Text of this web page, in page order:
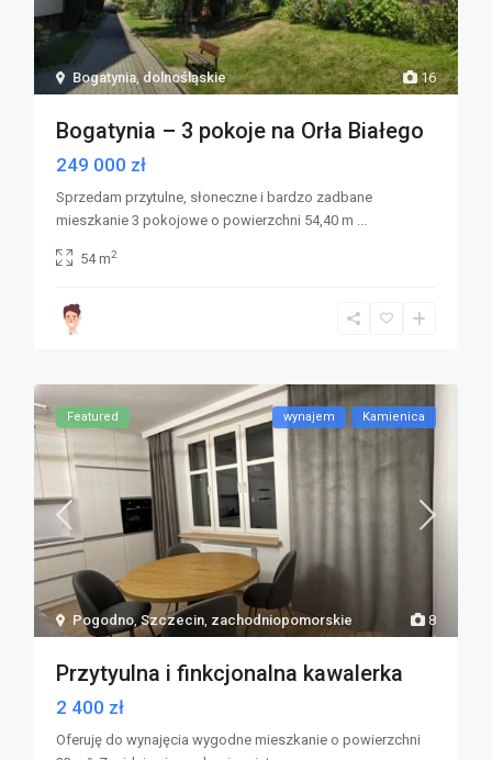
16
Bogatynia,dolnośląskie
Bogatynia – 3 pokoje na Orła Białego
249 000 zł
Sprzedam przytulne, słoneczne i bardzo zadbane
mieszkanie 3 pokojowe o powierzchni 54,40 m ...
54 m2
8
Pogodno,Szczecin, zachodniopomorskie
Featured wynajem Kamienica
Przytyulna i finkcjonalna kawalerka
2 400 zł
Oferuję do wynajęcia wygodne mieszkanie o powierzchni